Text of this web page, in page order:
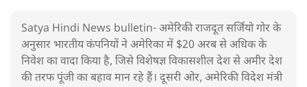
Satya Hindi News bulletin- अमेरिकी राजदूत सर्जियो गोर के
अनुसार भारतीय कंपनियों ने अमेरिका में $20 अरब से अधिक के
निवेश का वादा किया है, जिसे विशेषज्ञ विकासशील देश से अमीर देश
की तरफ पूंजी का बहाव मान रहे हैं। दूसरी ओर, अमेरिकी विदेश मंत्री